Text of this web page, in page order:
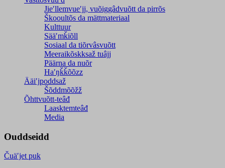
Jieʹllemvueʹjj, vuõiggâdvuõtt da pirrõs
Škooultõs da mättmateriaal
Kulttuur
Sääʹmǩiõll
Sosiaal da tiõrvâsvuõtt
Meeraikõskksaž tuâjj
Päärna da nuõr
Haʹŋǩǩõõzz
Ääiʹjpoddsaž
Šõddmõõžž
Õhttvuõtt-teâđ
Laasktemteâđ
Media
Ouddseidd
Čuäʹjet puk